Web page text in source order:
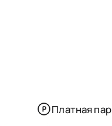
Платная